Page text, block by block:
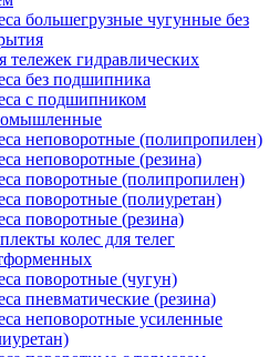
большегрузные чугунные без
тележек гидравлических
без подшипника
с подшипником
неповоротные (полипропилен)
неповоротные (резина)
поворотные (полипропилен)
поворотные (полиуретан)
поворотные (резина)
колес для телег
поворотные (чугун)
пневматические (резина)
неповоротные усиленные